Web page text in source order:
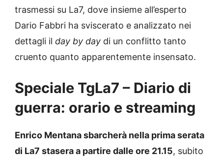
trasmessi su La7, dove insieme all’esperto
Dario Fabbri ha sviscerato e analizzato nei
dettagli il day by day di un conflitto tanto
cruento quanto apparentemente insensato.
Speciale TgLa7 – Diario di
guerra: orario e streaming
Enrico Mentana sbarcherà nella prima serata
di La7 stasera a partire dalle ore 21.15, subito